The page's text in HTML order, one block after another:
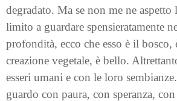
degradato. Ma se non me ne aspetto
limito a guardare spensieratamente
profondità, ecco che esso è il bosco,
creazione vegetale, è bello.
esseri umani e con le loro
guardo con paura, con speranza,